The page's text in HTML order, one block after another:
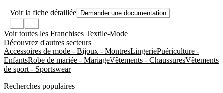
Voir la fiche détaillée Demander une documentation
Voir toutes les Franchises Textile-Mode
Découvrez d'autres secteurs
Accessoires de mode - Bijoux - MontresLingeriePuériculture -
EnfantsRobe de mariée - MariageVêtements - ChaussuresVêtements
de sport - Sportswear
Recherches populaires